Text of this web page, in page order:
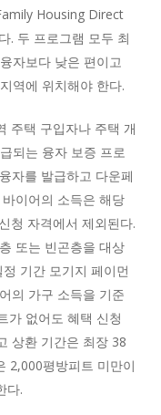
Housing Direct
. 두 프로그램 모두 최
자보다 낮은 편이고
역에 위치해야 한다.
주택 구입자나 주택 개
되는 융자 보증 프로
자를 발급하고 다운페
이어의 소득은 해당
청 자격에서 제외된다.
또는 빈곤층을 대상
기간 모기지 페이먼
의 가구 소득을 기준
가 없어도 혜택 신청
상환 기간은 최장 38
2,000평방피트 미만이
다.